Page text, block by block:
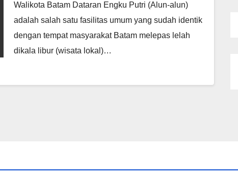
Walikota Batam Dataran Engku Putri (Alun-alun)
adalah salah satu fasilitas umum yang sudah identik
dengan tempat masyarakat Batam melepas lelah
dikala libur (wisata lokal)…